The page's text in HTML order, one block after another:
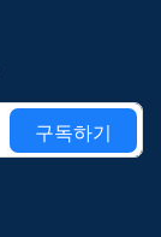
구독하기